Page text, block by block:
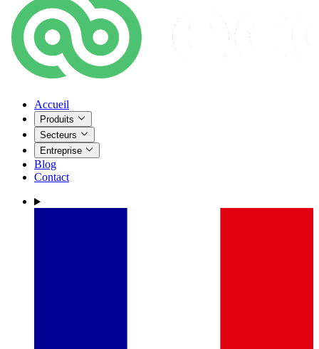
Accueil
Produits
Secteurs
Entreprise
Blog
Contact